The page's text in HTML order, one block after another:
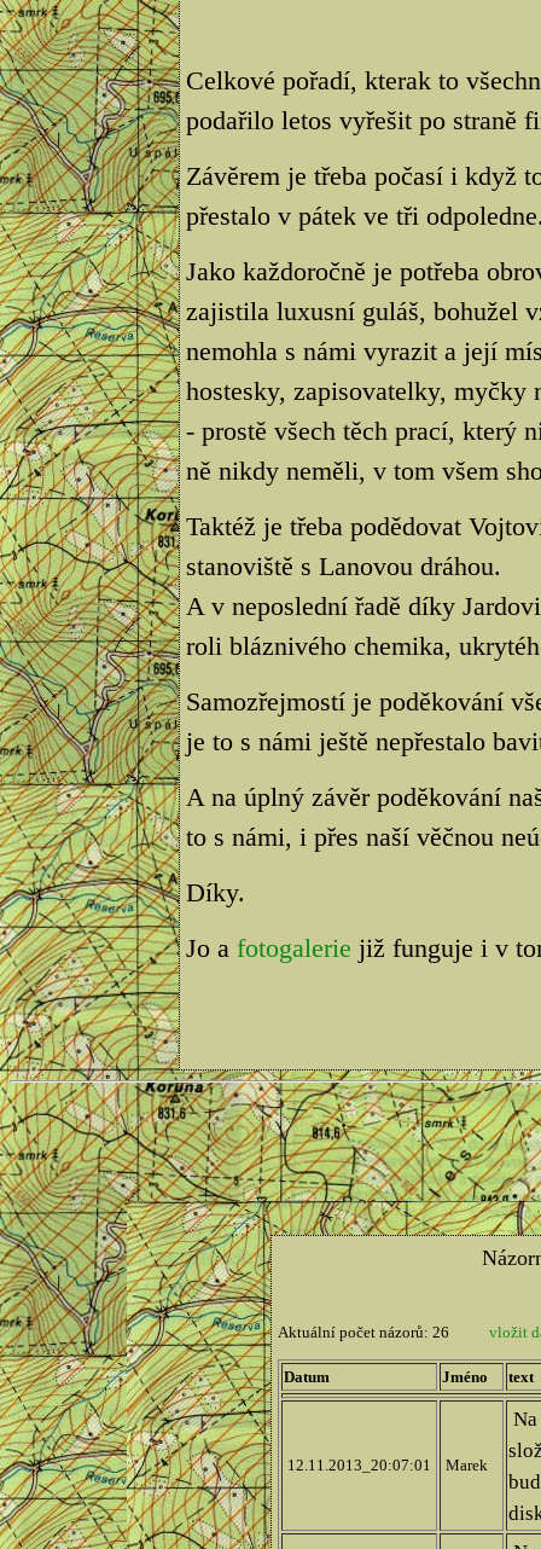
Celkové pořadí, kterak to
podařilo letos vyřešit po straně
Závěrem je třeba počasí i když
přestalo v pátek ve tři
Jako každoročně je potřeba
zajistila luxusní guláš, bohužel
nemohla s námi vyrazit a její
hostesky, zapisovatelky, myčky
- prostě všech těch prací, který
ně nikdy neměli, v tom všem
Taktéž je třeba podědovat
stanoviště s Lanovou dráhou.
A v neposlední řadě díky
roli bláznivého chemika,
Samozřejmostí je poděkování
je to s námi ještě nepřestalo
A na úplný závěr poděkování
to s námi, i přes naší věčnou
Díky.
Jo a fotogalerie již funguje i v